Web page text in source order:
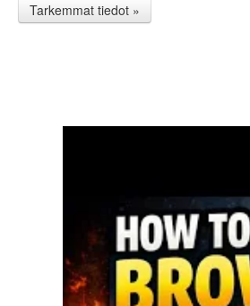
Tarkemmat tiedot »